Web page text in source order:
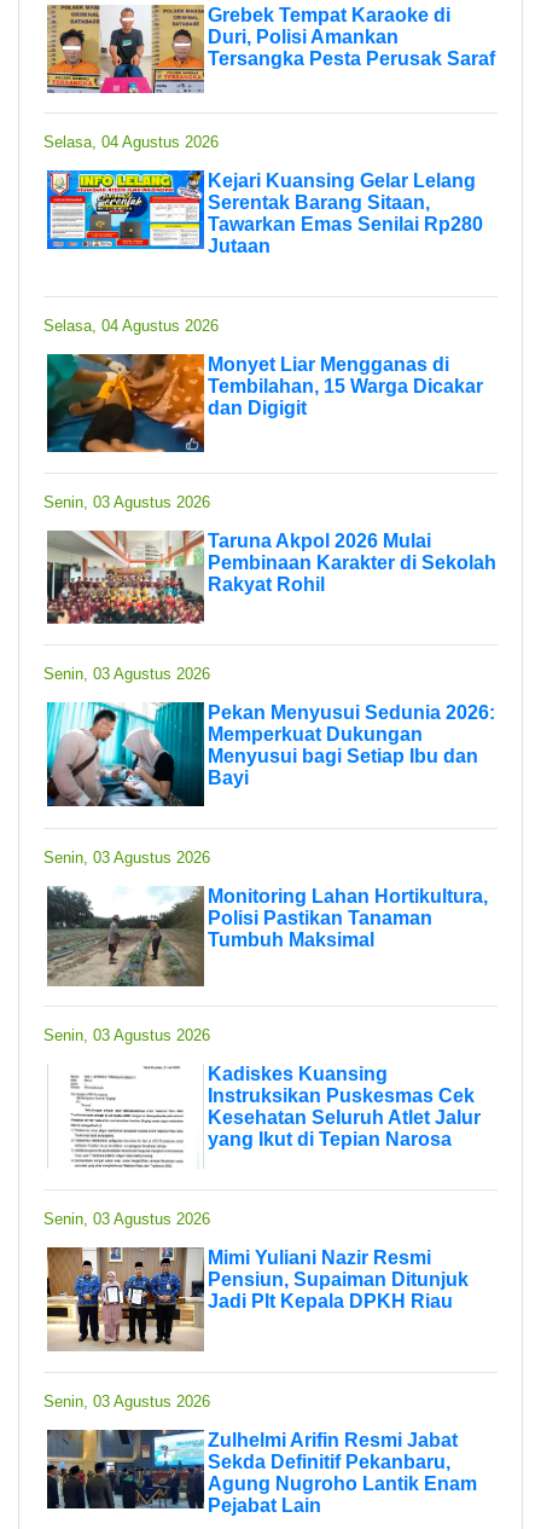
Grebek Tempat Karaoke di
Duri, Polisi Amankan
Tersangka Pesta Perusak Saraf
Selasa, 04 Agustus 2026
Kejari Kuansing Gelar Lelang
Serentak Barang Sitaan,
Tawarkan Emas Senilai Rp280
Jutaan
Selasa, 04 Agustus 2026
Monyet Liar Mengganas di
Tembilahan, 15 Warga Dicakar
dan Digigit
Senin, 03 Agustus 2026
Taruna Akpol 2026 Mulai
Pembinaan Karakter di Sekolah
Rakyat Rohil
Senin, 03 Agustus 2026
Pekan Menyusui Sedunia 2026:
Memperkuat Dukungan
Menyusui bagi Setiap Ibu dan
Bayi
Senin, 03 Agustus 2026
Monitoring Lahan Hortikultura,
Polisi Pastikan Tanaman
Tumbuh Maksimal
Senin, 03 Agustus 2026
Kadiskes Kuansing
Instruksikan Puskesmas Cek
Kesehatan Seluruh Atlet Jalur
yang Ikut di Tepian Narosa
Senin, 03 Agustus 2026
Mimi Yuliani Nazir Resmi
Pensiun, Supaiman Ditunjuk
Jadi Plt Kepala DPKH Riau
Senin, 03 Agustus 2026
Zulhelmi Arifin Resmi Jabat
Sekda Definitif Pekanbaru,
Agung Nugroho Lantik Enam
Pejabat Lain